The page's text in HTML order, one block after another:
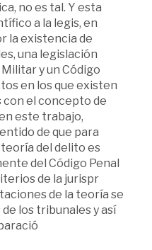
no es tal. Y esta
a la legis, en
la existencia de
una legislación
y un Código
en los que existen
el concepto de
este trabajo,
de que para
del delito es
del Código Penal
de la jurispr
de la teoría se
los tribunales y así